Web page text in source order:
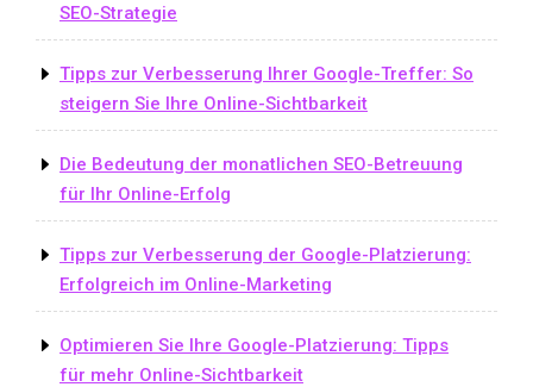
SEO-Strategie
Tipps zur Verbesserung Ihrer Google-Treffer: So
steigern Sie Ihre Online-Sichtbarkeit
Die Bedeutung der monatlichen SEO-Betreuung
für Ihr Online-Erfolg
Tipps zur Verbesserung der Google-Platzierung:
Erfolgreich im Online-Marketing
Optimieren Sie Ihre Google-Platzierung: Tipps
für mehr Online-Sichtbarkeit